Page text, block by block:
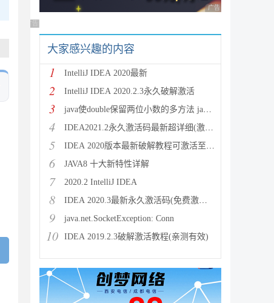
广告 商业广告，理性
广告 商业广告，理性选择
大家感兴趣的内容
1 IntelliJ IDEA 2020最新
2 IntelliJ IDEA 2020.2.3永久破解激活
3 java使double保留两位小数的多方法 java保留两位
4 IDEA2021.2永久激活码最新超详细(激活到2099)
5 IDEA 2020版本最新破解教程可激活至2089
6 JAVA8 十大新特性详解
7 2020.2 IntelliJ IDEA
8 IDEA 2020.3最新永久激活码(免费激活到 209
9 java.net.SocketException: Conn
10 IDEA 2019.2.3破解激活教程(亲测有效)